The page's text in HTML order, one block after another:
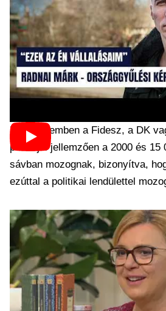
Ezzel szemben a Fidesz, a DK
plakátjai jellemzően a 2000 és 15
sávban mozognak, bizonyítva,
ezúttal a politikai lendülettel